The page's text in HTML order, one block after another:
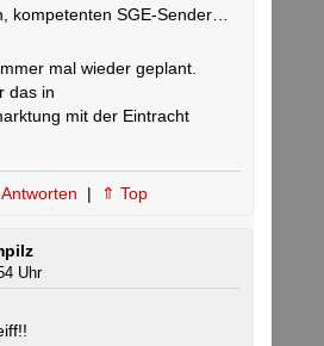
kompetenten SGE-Sender…
mal wieder geplant.
das in
mit der Eintracht
Antworten | ⇑ Top
Uhr